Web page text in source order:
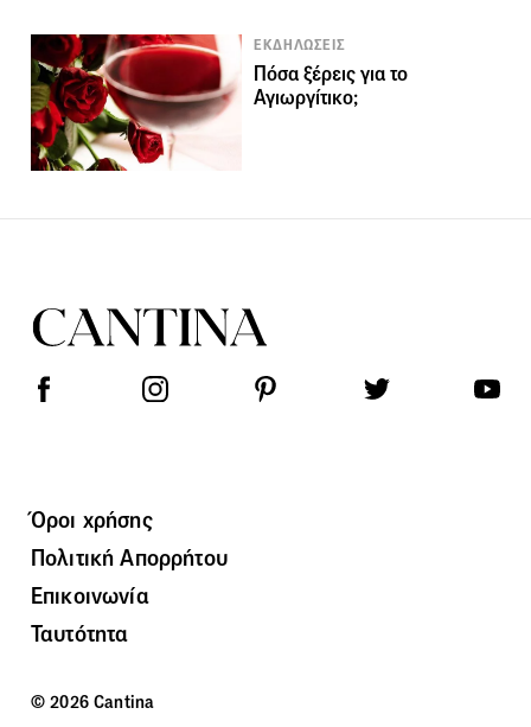
ΕΚΔΗΛΩΣΕΙΣ
Πόσα ξέρεις για το
Αγιωργίτικο;
Όροι χρήσης
Πολιτική Απορρήτου
Επικοινωνία
Ταυτότητα
© 2026 Cantina